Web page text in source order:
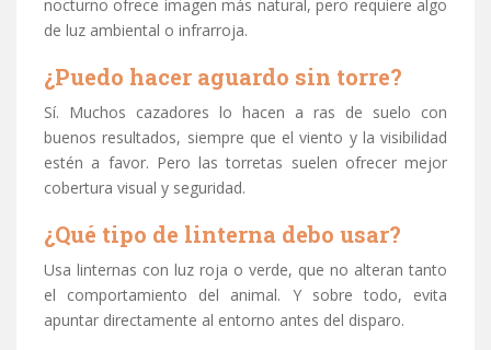
nocturno ofrece imagen más natural, pero requiere algo
de luz ambiental o infrarroja.
¿Puedo hacer aguardo sin torre?
Sí. Muchos cazadores lo hacen a ras de suelo con
buenos resultados, siempre que el viento y la visibilidad
estén a favor. Pero las torretas suelen ofrecer mejor
cobertura visual y seguridad.
¿Qué tipo de linterna debo usar?
Usa linternas con luz roja o verde, que no alteran tanto
el comportamiento del animal. Y sobre todo, evita
apuntar directamente al entorno antes del disparo.